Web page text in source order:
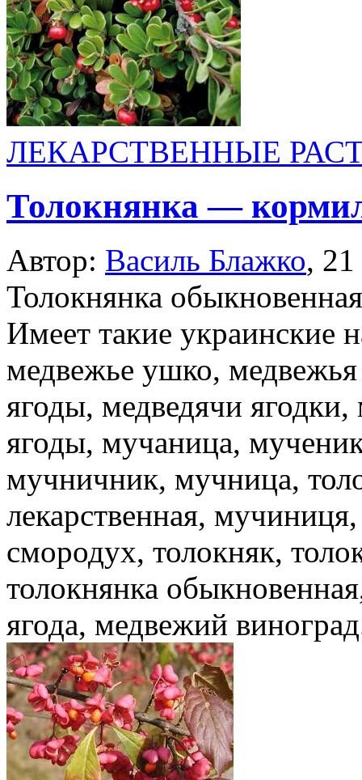
ЛЕКАРСТВЕННЫЕ
Толокнянка —
Автор: Василь Блажко,
Толокнянка
Имеет такие украинские
медвежье ушко, медвежья
ягоды, медведячи
ягоды, мучаница,
мучничник, мучница,
лекарственная,
смородух, толокняк,
толокнянка
ягода, медвежий